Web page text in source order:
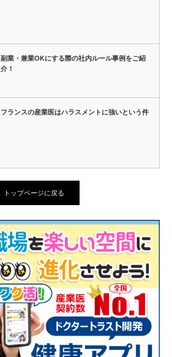
副業・兼業OKにする際の社内ルール事例をご紹
介！
フランスの産業医はハラスメントに強いという件
トップページに戻る